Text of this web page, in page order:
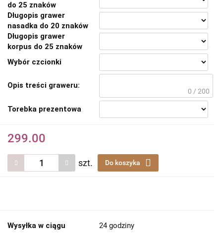
do 25 znaków
Długopis grawer
nasadka do 20 znaków
Długopis grawer
korpus do 25 znaków
Wybór czcionki
Opis treści graweru:
0 / 200
Torebka prezentowa
299.00
szt. Do koszyka
Wysyłka w ciągu 24 godziny